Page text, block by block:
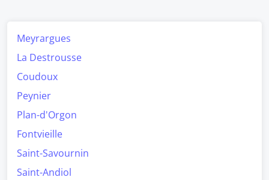
Meyrargues
La Destrousse
Coudoux
Peynier
Plan-d'Orgon
Fontvieille
Saint-Savournin
Saint-Andiol